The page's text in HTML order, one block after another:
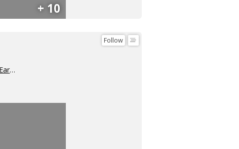
+ 10
Follow
How Beautiful the Earth Is